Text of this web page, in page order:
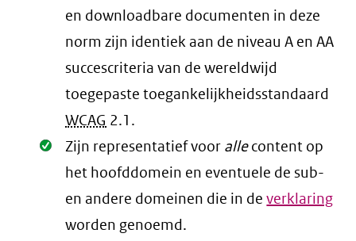
en downloadbare documenten in deze
norm zijn identiek aan de niveau A en AA
succescriteria van de wereldwijd
toegepaste toegankelijkheidsstandaard
WCAG 2.1 .
Oké.
Zijn representatief voor allecontent op
het hoofddomein en eventuele de sub-
en andere domeinen die in deverklaring
worden genoemd.